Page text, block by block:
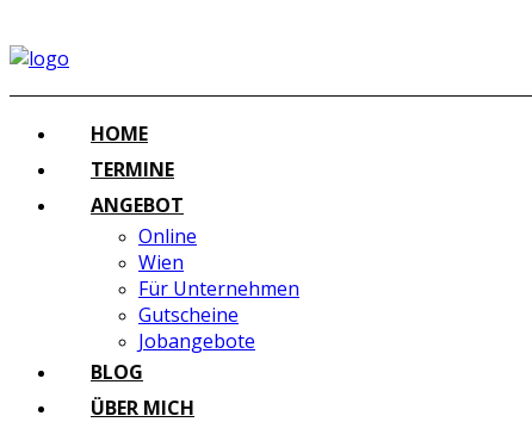
HOME
TERMINE
ANGEBOT
Online
Wien
Für Unternehmen
Gutscheine
Jobangebote
BLOG
ÜBER MICH